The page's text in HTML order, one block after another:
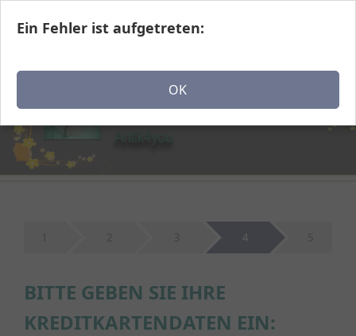
Navigation einblenden
2 3 4 5
BITTE GEBEN SIE IHRE
KREDITKARTENDATEN EIN:
Ein Fehler ist aufgetreten:
OK